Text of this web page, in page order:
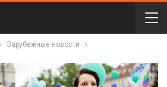
Зарубежные новости